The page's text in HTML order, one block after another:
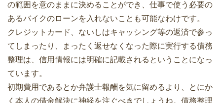
の範囲を意のままに決めることができ、仕事で使う必要の
あるバイクのローンを入れないことも可能なわけです。
クレジットカード、ないしはキャッシング等の返済で参っ
てしまったり、まったく返せなくなった際に実行する債務
整理は、信用情報には明確に記載されるということになっ
ています。
初期費用であるとか弁護士報酬を気に留めるより、とにか
く本人の借金解決に神経を注ぐべきでしょうね。債務整理